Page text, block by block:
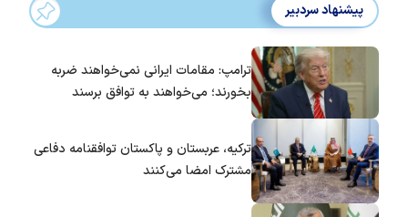
پیشنهاد سردبیر
ترامپ: مقامات ایرانی نمی‌خواهند ضربه
بخورند؛ می‌خواهند به توافق برسند
ترکیه، عربستان و پاکستان توافقنامه دفاعی
مشترک امضا می‌کنند